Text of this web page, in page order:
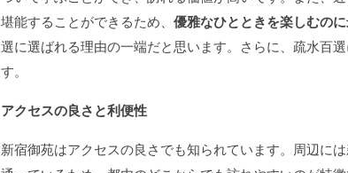
堪能することができるため、 優雅なひとときを楽しむの
選に選ばれる理由の一端だと思います。さらに、疏水百
す。
アクセスの良さと利便性
新宿御苑はアクセスの良さでも知られています。周辺に